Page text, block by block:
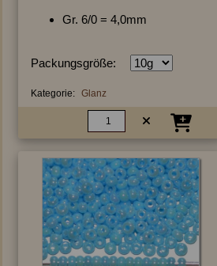
Gr. 6/0 = 4,0mm
Packungsgröße:
Kategorie: Glanz